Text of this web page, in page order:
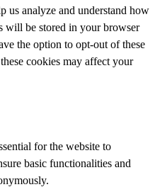
us analyze and understand how
will be stored in your browser
the option to opt-out of these
cookies may affect your
for the website to
basic functionalities and